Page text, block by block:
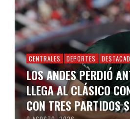
CENTRALES DEPORTES
LOS ANDES PERDIÓ
LLEGA AL CLÁSICO
CON TRES PARTIDOS